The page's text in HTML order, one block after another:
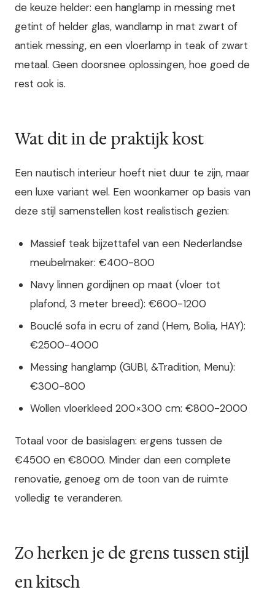
de keuze helder: een hanglamp in messing met
getint of helder glas, wandlamp in mat zwart of
antiek messing, en een vloerlamp in teak of zwart
metaal. Geen doorsnee oplossingen, hoe goed de
rest ook is.
Wat dit in de praktijk kost
Een nautisch interieur hoeft niet duur te zijn, maar
een luxe variant wel. Een woonkamer op basis van
deze stijl samenstellen kost realistisch gezien:
Massief teak bijzettafel van een Nederlandse
meubelmaker: €400-800
Navy linnen gordijnen op maat (vloer tot
plafond, 3 meter breed): €600-1200
Bouclé sofa in ecru of zand (Hem, Bolia, HAY):
€2500-4000
Messing hanglamp (GUBI, &Tradition, Menu):
€300-800
Wollen vloerkleed 200×300 cm: €800-2000
Totaal voor de basislagen: ergens tussen de
€4500 en €8000. Minder dan een complete
renovatie, genoeg om de toon van de ruimte
volledig te veranderen.
Zo herken je de grens tussen stijl
en kitsch